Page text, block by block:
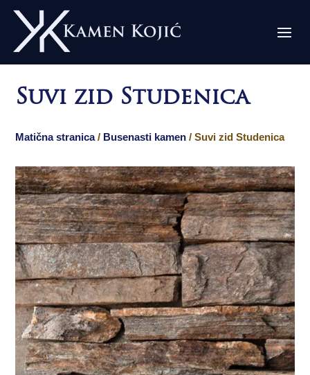
Suvi zid Studenica
Matična stranica/ Busenasti kamen / Suvi zid Studenica